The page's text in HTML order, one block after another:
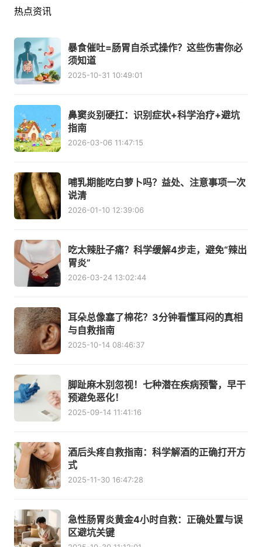
热点资讯
暴食催吐=肠胃自杀式操作？这些伤害你必
须知道
2025-10-31 10:49:01
鼻窦炎别硬扛：识别症状+科学治疗+避坑
指南
2026-03-06 11:47:15
哺乳期能吃白萝卜吗？益处、注意事项一次
说清
2026-01-10 12:39:06
吃太辣肚子痛？科学缓解4步走，避免“辣出
胃炎”
2026-03-24 13:02:44
耳朵总像塞了棉花？3分钟看懂耳闷的真相
与自救指南
2025-10-14 08:46:37
脚趾麻木别忽视！七种潜在疾病预警，早干
预避免恶化！
2025-09-14 11:41:16
酒后头疼自救指南：科学解酒的正确打开方
式
2025-11-30 16:47:28
急性肠胃炎黄金4小时自救：正确处置与误
区避坑关键